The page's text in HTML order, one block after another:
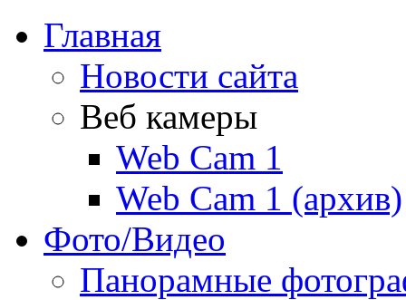
Главная
Новости сайта
Веб камеры
Web Cam 1
Web Cam 1 (архив)
Фото/Видео
Панорамные